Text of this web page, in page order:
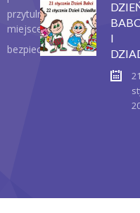
przytulne
miejsce
bezpieczeństwo
I